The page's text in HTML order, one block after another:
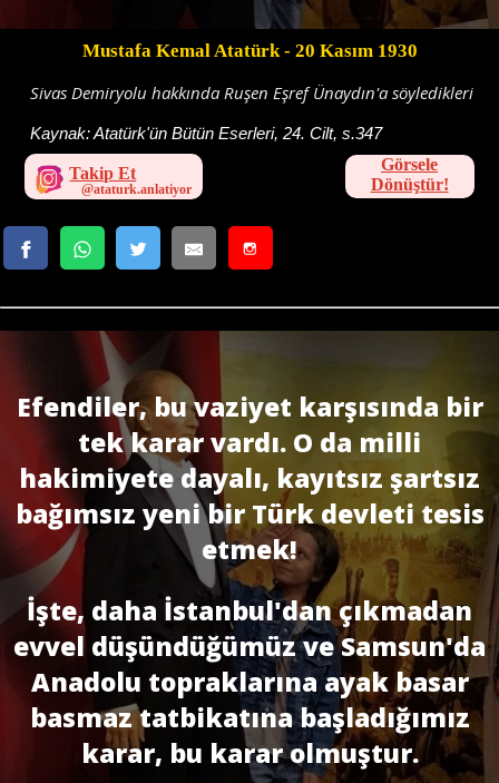
Mustafa Kemal Atatürk- 20 Kasım 1930
Sivas Demiryolu hakkında Ruşen Eşref Ünaydın'a söyledikleri
Kaynak:Atatürk'ün Bütün Eserleri, 24. Cilt, s.347
Takip Et
Görsele
Dönüştür!
Efendiler, bu vaziyet karşısında bir
tek karar vardı. O da milli
hakimiyete dayalı, kayıtsız şartsız
bağımsız yeni bir Türk devleti tesis
etmek!
İşte, daha İstanbul'dan çıkmadan
evvel düşündüğümüz ve Samsun'da
Anadolu topraklarına ayak basar
basmaz tatbikatına başladığımız
karar, bu karar olmuştur.